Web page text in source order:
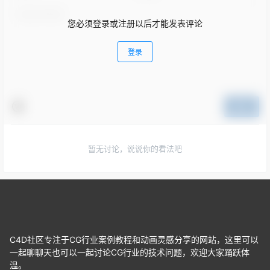
您必须登录或注册以后才能发表评论
登录
暂无讨论，说说你的看法吧
C4D社区专注于CG行业案例教程和动画灵感分享的网站，这里可以
一起聊聊天也可以一起讨论CG行业的技术问题，欢迎大家踊跃体
温。